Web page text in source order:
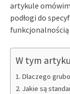
artykule
podłogi do
funkcjonalnością
W tym
Dlaczego
Jakie są